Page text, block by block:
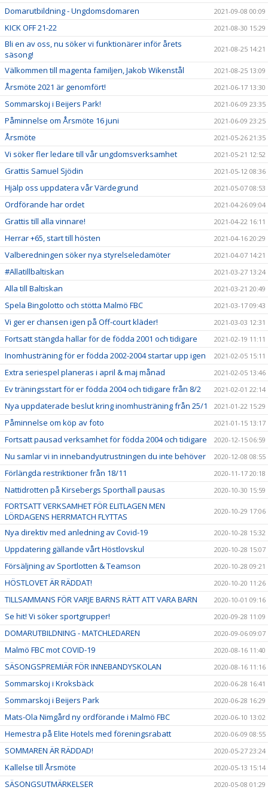
Domarutbildning - Ungdomsdomaren 2021-09-08 00:09
KICK OFF 21-22 2021-08-30 15:29
Bli en av oss, nu söker vi funktionärer inför årets
säsong!
2021-08-25 14:21
Välkommen till magenta familjen, Jakob Wikenstål 2021-08-25 13:09
Årsmöte 2021 är genomfört! 2021-06-17 13:30
Sommarskoj i Beijers Park! 2021-06-09 23:35
Påminnelse om Årsmöte 16 juni 2021-06-09 23:25
Årsmöte 2021-05-26 21:35
Vi söker fler ledare till vår ungdomsverksamhet 2021-05-21 12:52
Grattis Samuel Sjödin 2021-05-12 08:36
Hjälp oss uppdatera vår Värdegrund 2021-05-07 08:53
Ordförande har ordet 2021-04-26 09:04
Grattis till alla vinnare! 2021-04-22 16:11
Herrar +65, start till hösten 2021-04-16 20:29
Valberedningen söker nya styrelseledamöter 2021-04-07 14:21
#Allatillbaltiskan 2021-03-27 13:24
Alla till Baltiskan 2021-03-21 20:49
Spela Bingolotto och stötta Malmö FBC 2021-03-17 09:43
Vi ger er chansen igen på Off-court kläder! 2021-03-03 12:31
Fortsatt stängda hallar för de födda 2001 och tidigare 2021-02-19 11:11
Inomhusträning för er födda 2002-2004 startar upp igen 2021-02-05 15:11
Extra seriespel planeras i april & maj månad 2021-02-05 13:46
Ev träningsstart för er födda 2004 och tidigare från 8/2 2021-02-01 22:14
Nya uppdaterade beslut kring inomhusträning från 25/1 2021-01-22 15:29
Påminnelse om köp av foto 2021-01-15 13:17
Fortsatt pausad verksamhet för födda 2004 och tidigare 2020-12-15 06:59
Nu samlar vi in innebandyutrustningen du inte behöver 2020-12-08 08:55
Förlängda restriktioner från 18/11 2020-11-17 20:18
Nattidrotten på Kirsebergs Sporthall pausas 2020-10-30 15:59
FORTSATT VERKSAMHET FÖR ELITLAGEN MEN
LÖRDAGENS HERRMATCH FLYTTAS
2020-10-29 17:06
Nya direktiv med anledning av Covid-19 2020-10-28 15:32
Uppdatering gällande vårt Höstlovskul 2020-10-28 15:07
Försäljning av Sportlotten & Teamson 2020-10-28 09:21
HÖSTLOVET ÄR RÄDDAT! 2020-10-20 11:26
TILLSAMMANS FÖR VARJE BARNS RÄTT ATT VARA BARN 2020-10-01 09:16
Se hit! Vi söker sportgrupper! 2020-09-28 11:09
DOMARUTBILDNING - MATCHLEDAREN 2020-09-06 09:07
Malmö FBC mot COVID-19 2020-08-16 11:40
SÄSONGSPREMIÄR FÖR INNEBANDYSKOLAN 2020-08-16 11:16
Sommarskoj i Kroksbäck 2020-06-28 16:41
Sommarskoj i Beijers Park 2020-06-28 16:29
Mats-Ola Nimgård ny ordförande i Malmö FBC 2020-06-10 13:02
Hemestra på Elite Hotels med föreningsrabatt 2020-06-09 08:55
SOMMAREN ÄR RÄDDAD! 2020-05-27 23:24
Kallelse till Årsmöte 2020-05-13 15:14
SÄSONGSUTMÄRKELSER 2020-05-08 01:29